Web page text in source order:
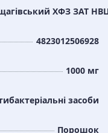
ХФЗ ЗАТ
4823012506928
1000 мг
засоби
Порошок